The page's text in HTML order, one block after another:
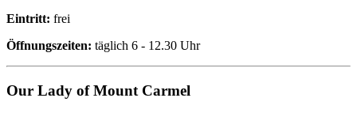
Eintritt: frei
Öffnungszeiten: täglich 6 - 12.30 Uhr
Our Lady of Mount Carmel